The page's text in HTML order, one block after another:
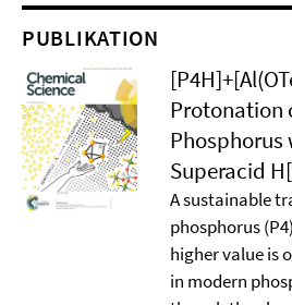
PUBLIKATION
Protonation
Phosphorus
Superacid
A sustainable
phosphorus
higher value is
in modern